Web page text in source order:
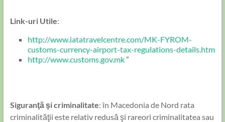
Link-uri Utile:
http://www.iatatravelcentre.com/MK-FYROM-
customs-currency-airport-tax-regulations-details.htm
http://www.customs.gov.mk”
Siguranţă şi criminalitate: în Macedonia de Nord rata
criminalităţii este relativ redusă şi rareori criminalitatea sau